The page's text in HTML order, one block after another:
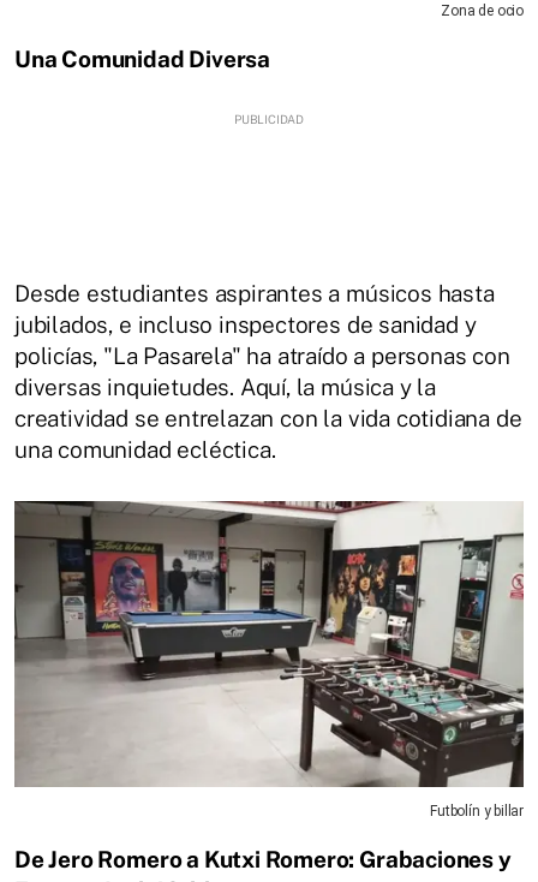
Zona de ocio
Una Comunidad Diversa
Desde estudiantes aspirantes a músicos hasta
jubilados, e incluso inspectores de sanidad y
policías, "La Pasarela" ha atraído a personas con
diversas inquietudes. Aquí, la música y la
creatividad se entrelazan con la vida cotidiana de
una comunidad ecléctica.
Futbolín y billar
De Jero Romero a Kutxi Romero: Grabaciones y